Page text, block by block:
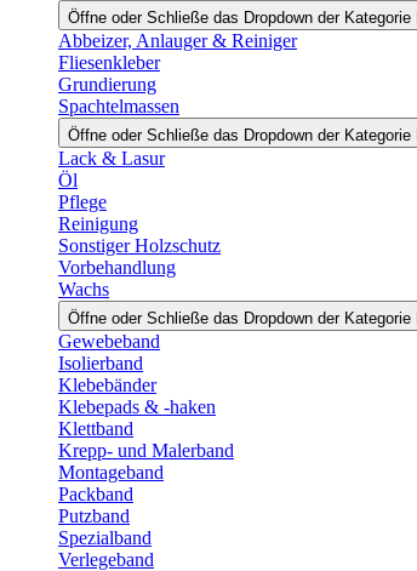
Öffne oder Schließe das Dropdown der Kategorie
Abbeizer, Anlauger & Reiniger
Fliesenkleber
Grundierung
Spachtelmassen
Öffne oder Schließe das Dropdown der Kategorie
Lack & Lasur
Öl
Pflege
Reinigung
Sonstiger Holzschutz
Vorbehandlung
Wachs
Öffne oder Schließe das Dropdown der
Gewebeband
Isolierband
Klebebänder
Klebepads & -haken
Klettband
Krepp- und Malerband
Montageband
Packband
Putzband
Spezialband
Verlegeband